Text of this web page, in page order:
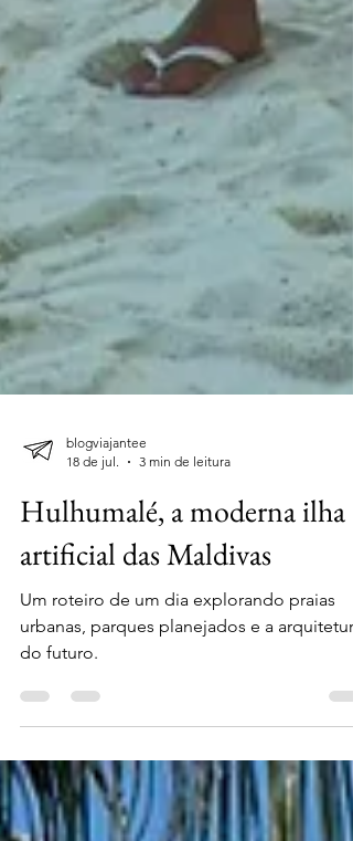
blogviajantee
18 de jul.
3 min de leitura
Hulhumalé, a moderna ilha
artificial das Maldivas
Um roteiro de um dia explorando praias
urbanas, parques planejados e a arquitetura